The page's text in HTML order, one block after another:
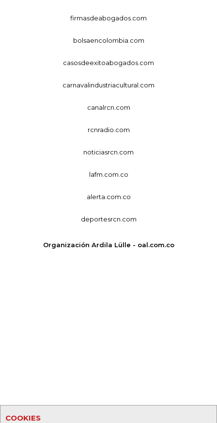
COOKIES
firmasdeabogados.com
bolsaencolombia.com
casosdeexitoabogados.com
carnavalindustriacultural.com
canalrcn.com
rcnradio.com
noticiasrcn.com
lafm.com.co
alerta.com.co
deportesrcn.com
Organización Ardila Lülle - oal.com.co